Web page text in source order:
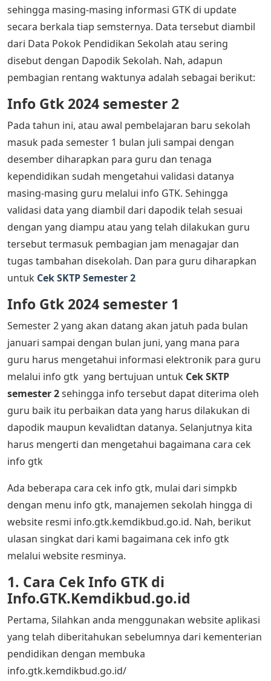
sehingga masing-masing informasi GTK di update
secara berkala tiap semsternya. Data tersebut diambil
dari Data Pokok Pendidikan Sekolah atau sering
disebut dengan Dapodik Sekolah. Nah, adapun
pembagian rentang waktunya adalah sebagai berikut:
Info Gtk 2024 semester 2
Pada tahun ini, atau awal pembelajaran baru sekolah
masuk pada semester 1 bulan juli sampai dengan
desember diharapkan para guru dan tenaga
kependidikan sudah mengetahui validasi datanya
masing-masing guru melalui info GTK. Sehingga
validasi data yang diambil dari dapodik telah sesuai
dengan yang diampu atau yang telah dilakukan guru
tersebut termasuk pembagian jam menagajar dan
tugas tambahan disekolah. Dan para guru diharapkan
untuk Cek SKTP Semester 2
Info Gtk 2024 semester 1
Semester 2 yang akan datang akan jatuh pada bulan
januari sampai dengan bulan juni, yang mana para
guru harus mengetahui informasi elektronik para guru
melalui info gtk yang bertujuan untuk Cek SKTP
semester 2sehingga info tersebut dapat diterima oleh
guru baik itu perbaikan data yang harus dilakukan di
dapodik maupun kevalidtan datanya. Selanjutnya kita
harus mengerti dan mengetahui bagaimana cara cek
info gtk
Ada beberapa cara cek info gtk, mulai dari simpkb
dengan menu info gtk, manajemen sekolah hingga di
website resmi info.gtk.kemdikbud.go.id. Nah, berikut
ulasan singkat dari kami bagaimana cek info gtk
melalui website resminya.
1. Cara Cek Info GTK di
Info.GTK.Kemdikbud.go.id
Pertama, Silahkan anda menggunakan website aplikasi
yang telah diberitahukan sebelumnya dari kementerian
pendidikan dengan membuka
info.gtk.kemdikbud.go.id/